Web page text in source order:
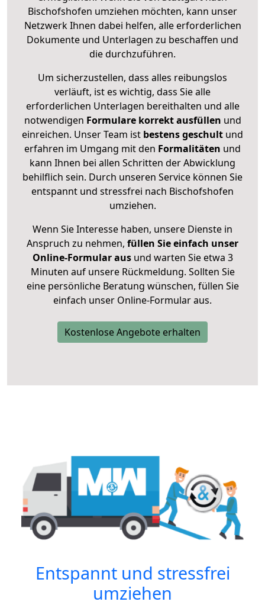
Bischofshofen umziehen möchten, kann unser
Netzwerk Ihnen dabei helfen, alle erforderlichen
Dokumente und Unterlagen zu beschaffen und
die durchzuführen.
Um sicherzustellen, dass alles reibungslos
verläuft, ist es wichtig, dass Sie alle
erforderlichen Unterlagen bereithalten und alle
notwendigen Formulare korrekt ausfüllen und
einreichen. Unser Team ist bestens geschult und
erfahren im Umgang mit den Formalitäten und
kann Ihnen bei allen Schritten der Abwicklung
behilflich sein. Durch unseren Service können Sie
entspannt und stressfrei nach Bischofshofen
umziehen.
Wenn Sie Interesse haben, unsere Dienste in
Anspruch zu nehmen, füllen Sie einfach unser
Online-Formular ausund warten Sie etwa 3
Minuten auf unsere Rückmeldung. Sollten Sie
eine persönliche Beratung wünschen, füllen Sie
einfach unser Online-Formular aus.
Kostenlose Angebote erhalten
Entspannt und stressfrei
umziehen